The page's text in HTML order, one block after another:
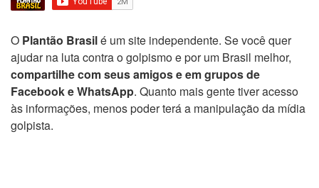
O Plantão Brasilé um site independente. Se você quer
ajudar na luta contra o golpismo e por um Brasil melhor,
compartilhe com seus amigos e em grupos de
Facebook e WhatsApp. Quanto mais gente tiver acesso
às informações, menos poder terá a manipulação da mídia
golpista.